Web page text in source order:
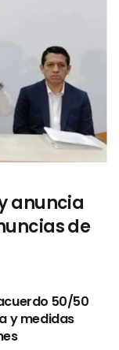
anuncia
de
50/50
y medidas